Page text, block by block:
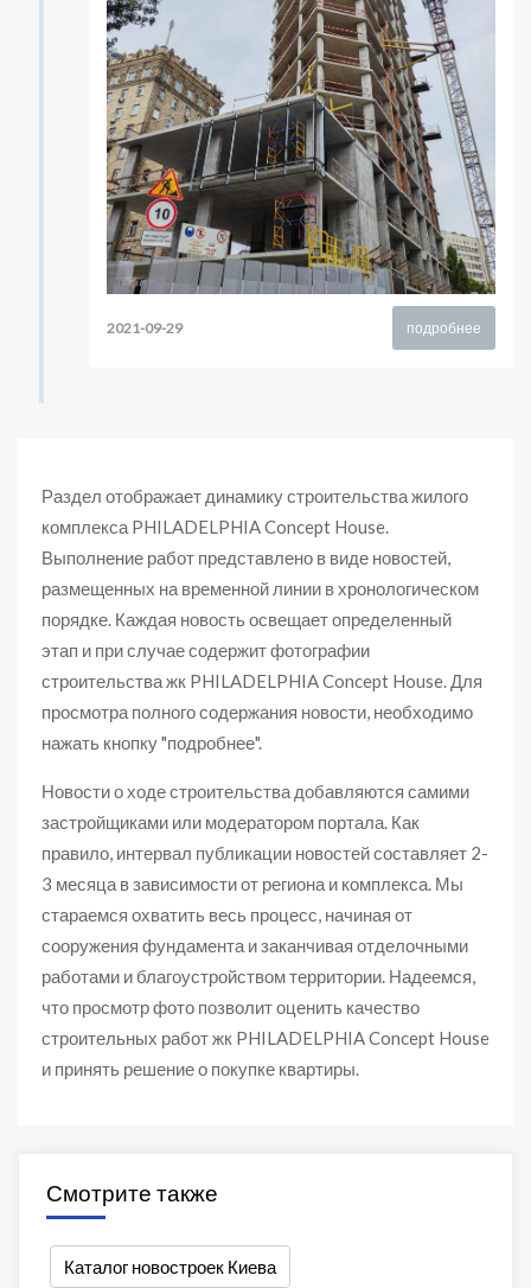
подробнее
2021-09-29
Раздел отображает динамику строительства жилого
комплекса PHILADELPHIA Concept House.
Выполнение работ представлено в виде новостей,
размещенных на временной линии в хронологическом
порядке. Каждая новость освещает определенный
этап и при случае содержит фотографии
строительства жк PHILADELPHIA Concept House. Для
просмотра полного содержания новости, необходимо
нажать кнопку "подробнее".
Новости о ходе строительства добавляются самими
застройщиками или модератором портала. Как
правило, интервал публикации новостей составляет 2-
3 месяца в зависимости от региона и комплекса. Мы
стараемся охватить весь процесс, начиная от
сооружения фундамента и заканчивая отделочными
работами и благоустройством территории. Надеемся,
что просмотр фото позволит оценить качество
строительных работ жк PHILADELPHIA Concept House
и принять решение о покупке квартиры.
Смотрите также
Каталог новостроек Киева